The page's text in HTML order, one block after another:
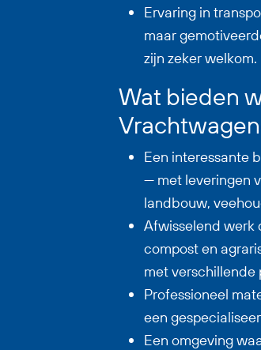
Ervaring in
maar
zijn zeker welkom.
Wat bieden
Een interessante
— met leveringen
landbouw,
Afwisselend werk
compost en
met
Professioneel
een
Een omgeving